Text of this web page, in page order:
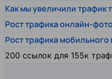
Как мы увеличили трафик
Рост трафика онлайн-
Рост трафика
200 ссылок для 155к